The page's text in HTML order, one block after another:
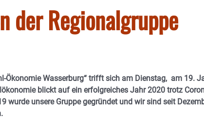
der Regionalgruppe
Ökonomie Wasserburg“ trifft sich am Dienstag, am 19.
blickt auf ein erfolgreiches Jahr 2020 trotz
wurde unsere Gruppe gegründet und wir sind seit